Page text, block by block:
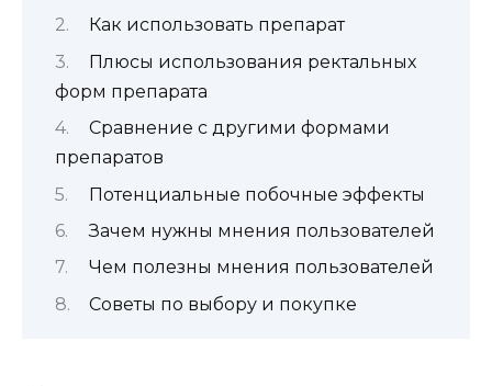
Как использовать препарат
Плюсы использования ректальных
форм препарата
Сравнение с другими формами
препаратов
Потенциальные побочные эффекты
Зачем нужны мнения пользователей
Чем полезны мнения пользователей
Советы по выбору и покупке